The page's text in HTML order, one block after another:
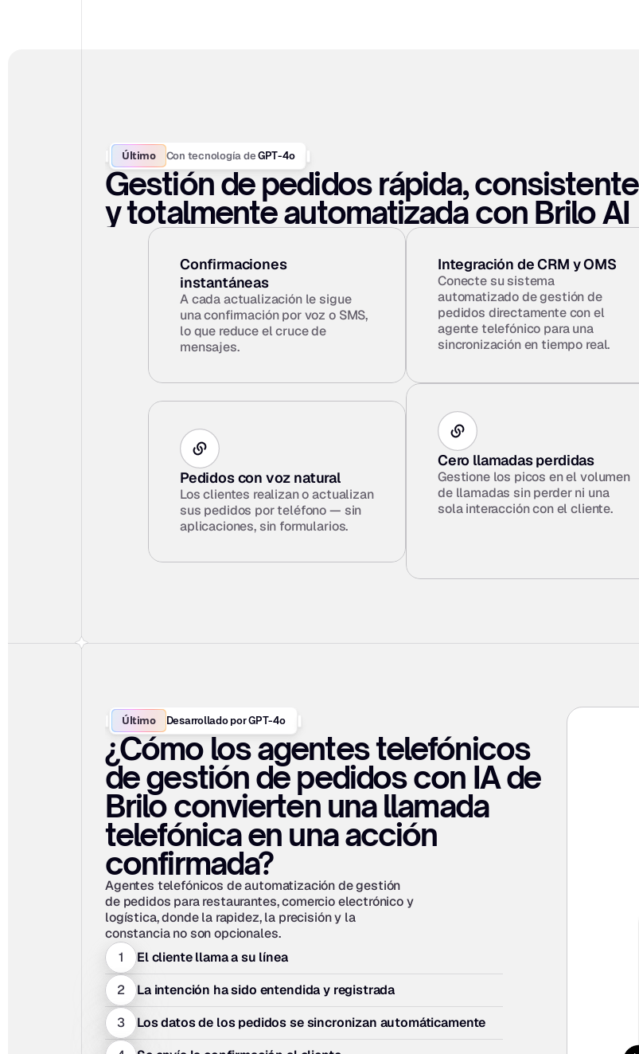
Último Con tecnología de GPT-4o
Gestión de pedidos rápida, consistente
y totalmente automatizada con Brilo AI
Confirmaciones
instantáneas
A cada actualización le sigue
una confirmación por voz o SMS,
lo que reduce el cruce de
mensajes.
Integración de CRM y OMS
Conecte su sistema
automatizado de gestión de
pedidos directamente con el
agente telefónico para una
sincronización en tiempo real.
Pedidos con voz natural
Los clientes realizan o actualizan
sus pedidos por teléfono — sin
aplicaciones, sin formularios.
Cero llamadas perdidas
Gestione los picos en el volumen
de llamadas sin perder ni una
sola interacción con el cliente.
Último Desarrollado por GPT-4o
¿Cómo los agentes telefónicos
de gestión de pedidos con IA de
Brilo convierten una llamada
telefónica en una acción
confirmada?
Agentes telefónicos de automatización de gestión
de pedidos para restaurantes, comercio electrónico y
logística, donde la rapidez, la precisión y la
constancia no son opcionales.
1
El cliente llama a su línea
2
La intención ha sido entendida y registrada
3
Los datos de los pedidos se sincronizan automáticamente